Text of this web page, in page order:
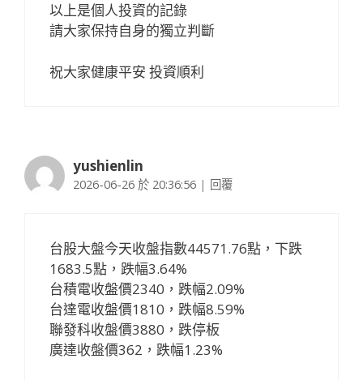
以上是個人投資的記錄
請大家保持自身的獨立判斷
祝大家健康平安 投資順利
yushienlin
2026-06-26 於 20:36:56 | 回覆
台股大盤今天收盤指數44571.76點，下跌
1683.5點，跌幅3.64%
台積電收盤價2340，跌幅2.09%
台達電收盤價1810，跌幅8.59%
聯發科收盤價3880，跌停板
廣達收盤價362，跌幅1.23%